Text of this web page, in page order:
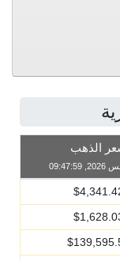
الذهب
$
$
$